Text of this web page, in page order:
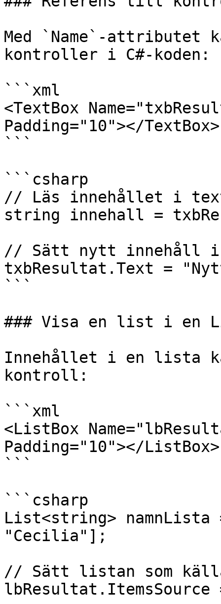
Med `Name`-
kontroller i C#-koden:
```xml
<TextBox
Padding="10"></TextBox>
```
```csharp
// Läs innehållet i
string innehall =
// Sätt nytt innehåll
txbResultat.Text =
```
### Visa en list i en
Innehållet i en lista
kontroll:
```xml
<ListBox
Padding="10"></ListBox>
```
```csharp
List<string>
"Cecilia"];
// Sätt listan som
lbResultat.ItemsSource